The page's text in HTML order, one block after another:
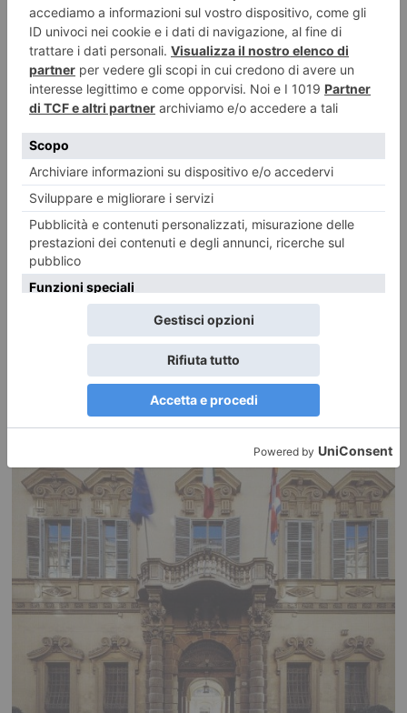
RECENTI:
Centro? No, grazie: serve una nuova visione riformatrice
POLITICA Leggi l’articolo su L’identità: Centro? No, grazie: serve una